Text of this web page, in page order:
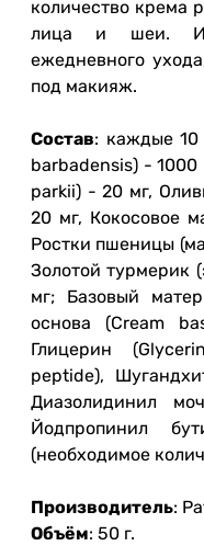
количество крема
лица и шеи.
ежедневного
под макияж.
Состав: каждые 10
barbadensis) -
parkii) - 20 мг,
20 мг, Кокосовое
Ростки пшеницы
Золотой турмерик
мг; Базовый
основа (Cream
Глицерин
peptide),
Диазолидинил
Йодпропинил
(необходимое
Производитель:
Объём: 50 г.